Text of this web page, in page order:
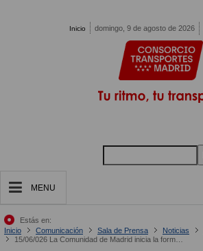
Inicio domingo, 9 de agosto de 2026
MENU
Estás en:
Inicio
Comunicación Sala de Prensa Noticias